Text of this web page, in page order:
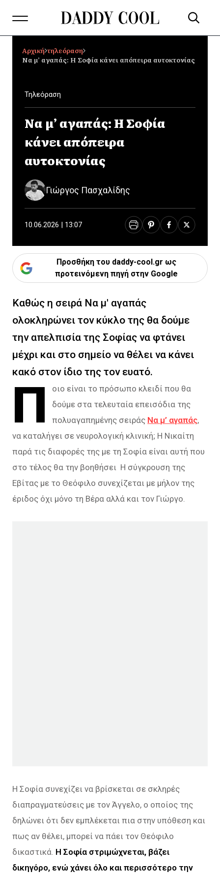
Αρχική τηλεόραση
Να μ’ αγαπάς: Η Σοφία κάνει απόπειρα αυτοκτονίας
Τηλεόραση
Να μ’ αγαπάς: Η Σοφία
κάνει απόπειρα
αυτοκτονίας
Γιώργος Πασχαλίδης
10.06.2026 | 13:07
Προσθήκη του daddy-cool.gr ως
προτεινόμενη πηγή στην Google
Καθώς η σειρά Να μ' αγαπάς
ολοκληρώνει τον κύκλο της θα δούμε
την απελπισία της Σοφίας να φτάνει
μέχρι και στο σημείο να θέλει να κάνει
κακό στον ίδιο της τον ευατό.
Π
οιο είναι το πρόσωπο κλειδί που θα
δούμε στα τελευταία επεισόδια της
πολυαγαπημένης σειράς Να μ’ αγαπάς,
να καταλήγει σε νευρολογική κλινική; Η Νικαίτη
παρά τις διαφορές της με τη Σοφία είναι αυτή που
στο τέλος θα την βοηθήσει Η σύγκρουση της
Εβίτας με το Θεόφιλο συνεχίζεται με μήλον της
έριδος όχι μόνο τη Βέρα αλλά και τον Γιώργο.
Η Σοφία συνεχίζει να βρίσκεται σε σκληρές
διαπραγματεύσεις με τον Άγγελο, ο οποίος της
δηλώνει ότι δεν εμπλέκεται πια στην υπόθεση και
πως αν θέλει, μπορεί να πάει τον Θεόφιλο
δικαστικά. Η Σοφία στριμώχνεται, βάζει
δικηγόρο, ενώ χάνει όλο και περισσότερο την